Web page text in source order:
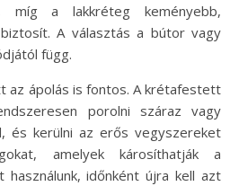
míg a lakkréteg keményebb,
A választás a bútor vagy
függ.
az ápolás is fontos. A krétafestett
porolni száraz vagy
és kerülni az erős vegyszereket
amelyek károsíthatják a
időnként újra kell azt